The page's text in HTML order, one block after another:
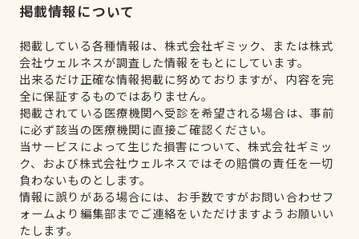
掲載情報について
掲載している各種情報は、株式会社ギミック、または株式
会社ウェルネスが調査した情報をもとにしています。
出来るだけ正確な情報掲載に努めておりますが、内容を完
全に保証するものではありません。
掲載されている医療機関へ受診を希望される場合は、事前
に必ず該当の医療機関に直接ご確認ください。
当サービスによって生じた損害について、株式会社ギミッ
ク、および株式会社ウェルネスではその賠償の責任を一切
負わないものとします。
情報に誤りがある場合には、お手数ですがお問い合わせフ
ォームより編集部までご連絡をいただけますようお願いい
たします。